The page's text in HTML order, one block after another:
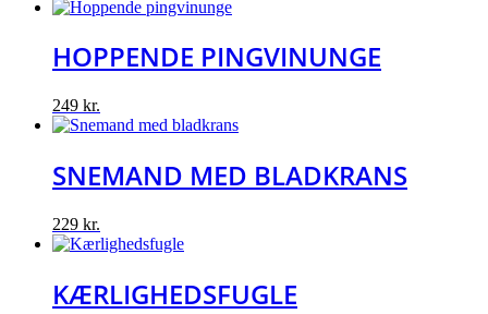
HOPPENDE PINGVINUNGE
249 kr.
SNEMAND MED BLADKRANS
229 kr.
KÆRLIGHEDSFUGLE